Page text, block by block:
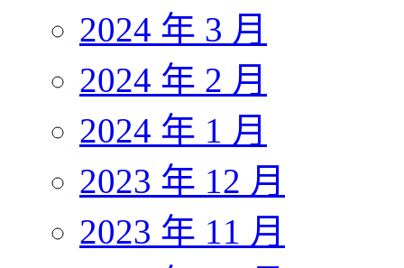
2024 年 3 月
2024 年 2 月
2024 年 1 月
2023 年 12 月
2023 年 11 月